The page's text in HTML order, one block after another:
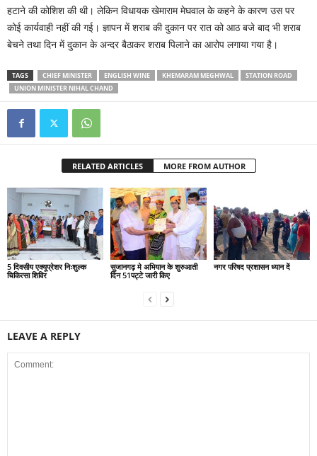
हटाने की कोशिश की थी। लेकिन विधायक खेमाराम मेघवाल के कहने के कारण उस पर
कोई कार्यवाही नहीं की गई। ज्ञापन में शराब की दुकान पर रात को आठ बजे बाद भी शराब
बेचने तथा दिन में दुकान के अन्दर बैठाकर शराब पिलाने का आरोप लगाया गया है।
TAGS CHIEF MINISTER ENGLISH WINE KHEMARAM MEGHWAL
STATION ROAD
UNION MINISTER NIHAL CHAND
RELATED ARTICLES MORE FROM AUTHOR
5 दिवसीय एक्यूप्रेशर निःशुल्क
चिकित्सा शिविर
सुजानगढ़ मे अभियान के शुरुआती
दिन 51पट्टे जारी किए
नगर परिषद प्रशासन ध्यान दें
LEAVE A REPLY